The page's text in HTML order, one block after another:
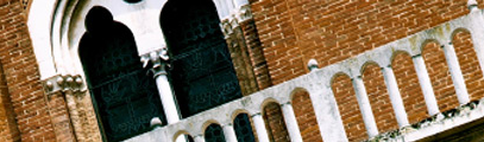
Salta al
contenuto
principale